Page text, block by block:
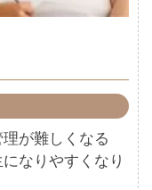
が難しくなる
なりやすくなり